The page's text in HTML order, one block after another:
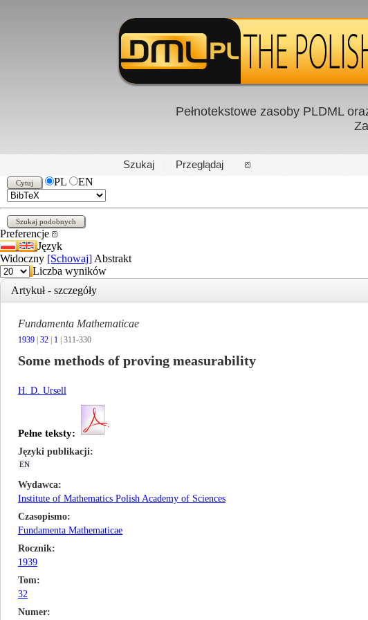
PL|EN
Pełnotekstowe zasoby PLDML
Szukaj Przeglądaj
PL
EN
Preferencje
Język
Widoczny [Schowaj] Abstrakt
Liczba wyników
Artykuł - szczegóły
Fundamenta Mathematicae
1939 32 1 | 311-330
Some methods of proving measurability
H. D. Ursell
Pełne teksty:
Języki publikacji
EN
Wydawca
Institute of Mathematics Polish Academy of Sciences
Czasopismo
Fundamenta Mathematicae
Rocznik
1939
Tom
32
Numer